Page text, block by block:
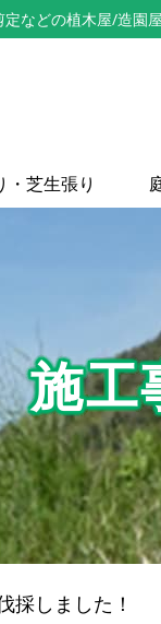
などの植木屋/造園
・芝生張り
施工
採しました！